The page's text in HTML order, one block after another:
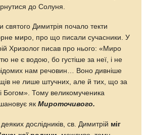
до Солуня.
святого Димитрія почало текти
миро, про що писали сучасники. У
Хризолог писав про нього: «Миро
не є водою, бо густіше за неї, і не
нам речовин… Воно дивніше
не лише штучних, але й тих, що за
Богом». Тому великомученика
якМироточивого.
дослідників, св. Димитрій міг